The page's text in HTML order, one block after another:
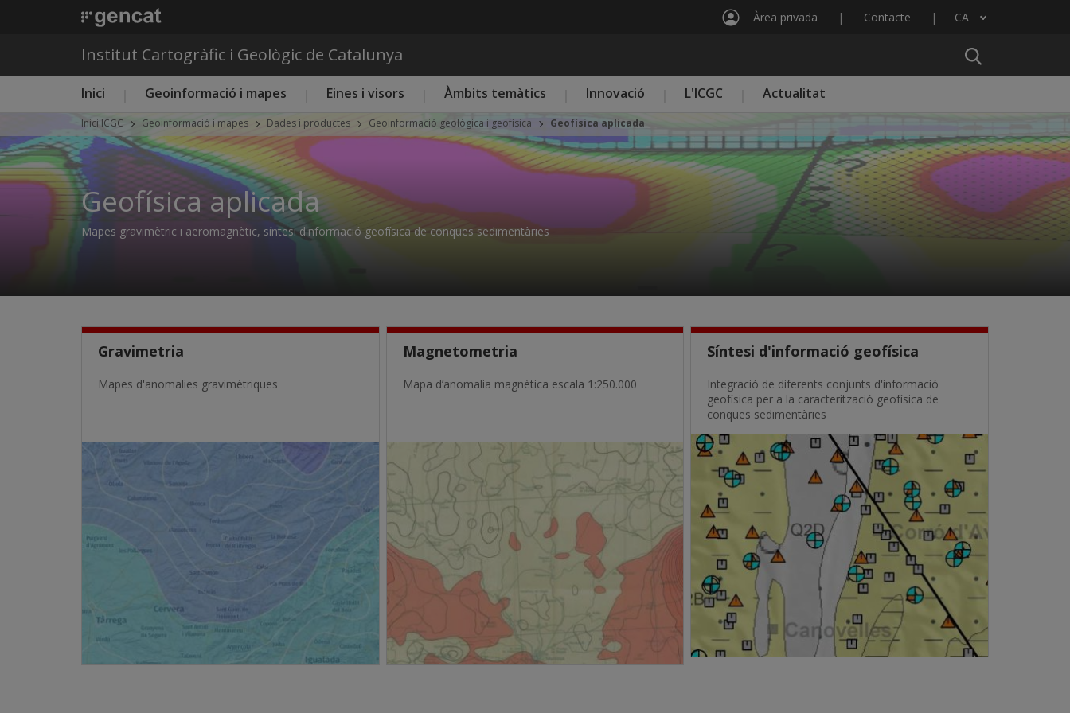
Àrea privada Contacte CA
Llista les accions addicionals
Institut Cartogràfic i Geològic de Catalunya
Menú principal ICGC
Inici Geoinformació i mapes Eines i visors Àmbits temàtics Innovació L'ICGC Actualitat
Inici ICGC Geoinformació i mapes Dades i productes Geoinformació geològica i geofísica Geofísica aplicada
Geofísica aplicada
Mapes gravimètric i aeromagnètic, síntesi d'nformació geofísica de conques sedimentàries
Gravimetria
Mapes d'anomalies gravimètriques
Magnetometria
Mapa d’anomalia magnètica escala 1:250.000
Síntesi d'informació geofísica
Integració de diferents conjunts d'informació
geofísica per a la caracterització geofísica de
conques sedimentàries